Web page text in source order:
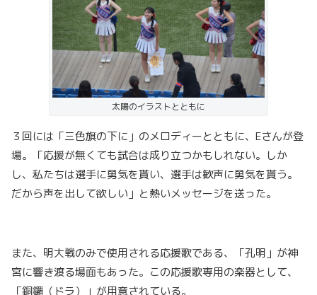
太陽のイラストとともに
３回には「三色旗の下に」のメロディーとともに、Eさんが登
場。「応援が無くても試合は成り立つかもしれない。しか
し、私たちは選手に勇気を貰い、選手は歓声に勇気を貰う。
だから声を出して欲しい」と熱いメッセージを送った。
また、明大戦のみで使用される応援歌である、「孔明」が神
宮に響き渡る場面もあった。この応援歌専用の楽器として、
「銅鑼（ドラ）」が用意されている。